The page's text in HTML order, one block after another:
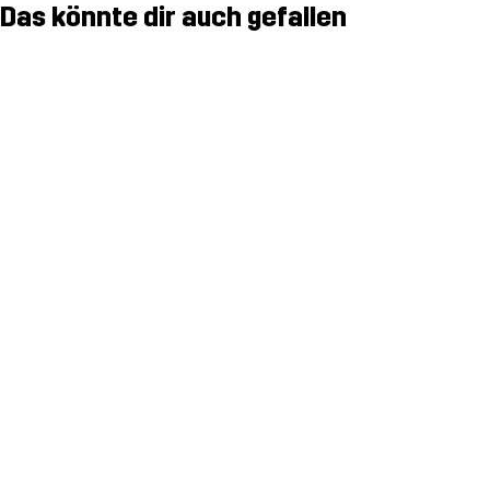
Das könnte dir auch gefallen